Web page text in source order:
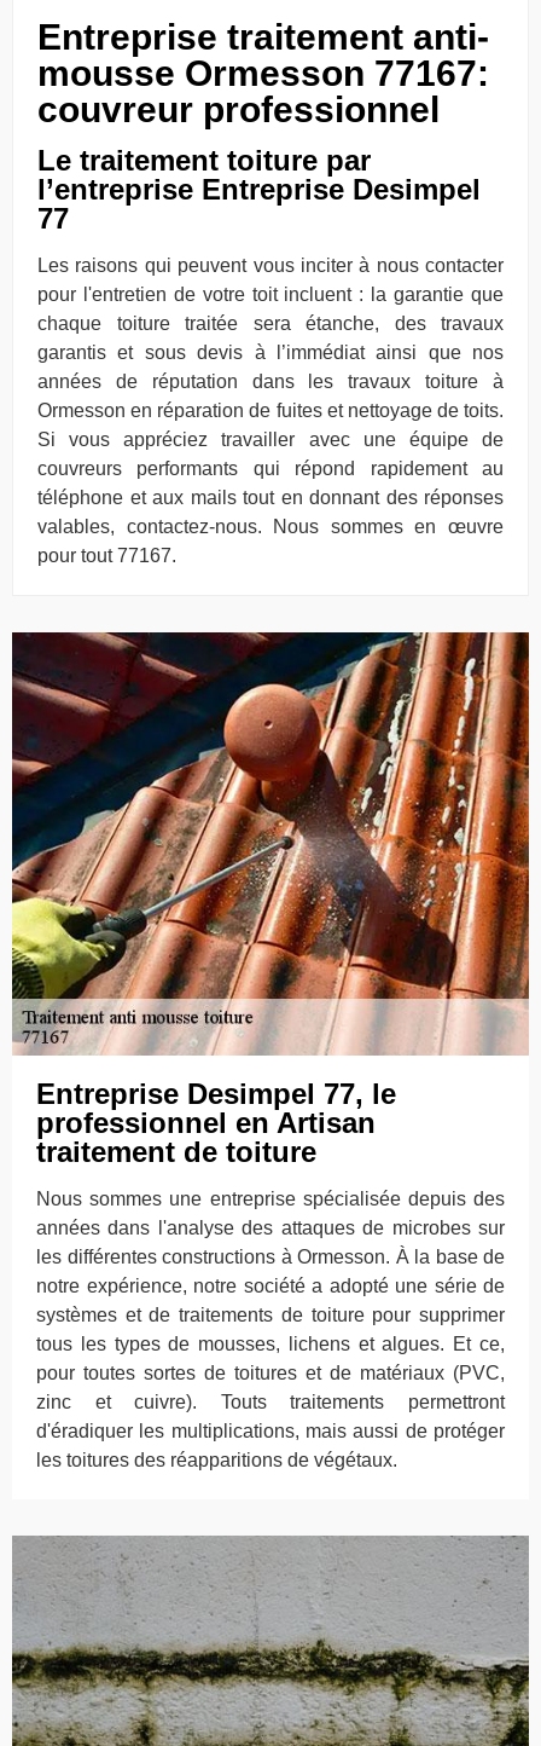
Entreprise traitement anti-
mousse Ormesson 77167:
couvreur professionnel
Le traitement toiture par
l’entreprise Entreprise Desimpel
77
Les raisons qui peuvent vous inciter à nous contacter
pour l'entretien de votre toit incluent : la garantie que
chaque toiture traitée sera étanche, des travaux
garantis et sous devis à l’immédiat ainsi que nos
années de réputation dans les travaux toiture à
Ormesson en réparation de fuites et nettoyage de toits.
Si vous appréciez travailler avec une équipe de
couvreurs performants qui répond rapidement au
téléphone et aux mails tout en donnant des réponses
valables, contactez-nous. Nous sommes en œuvre
pour tout 77167.
Entreprise Desimpel 77, le
professionnel en Artisan
traitement de toiture
Nous sommes une entreprise spécialisée depuis des
années dans l'analyse des attaques de microbes sur
les différentes constructions à Ormesson. À la base de
notre expérience, notre société a adopté une série de
systèmes et de traitements de toiture pour supprimer
tous les types de mousses, lichens et algues. Et ce,
pour toutes sortes de toitures et de matériaux (PVC,
zinc et cuivre). Touts traitements permettront
d'éradiquer les multiplications, mais aussi de protéger
les toitures des réapparitions de végétaux.